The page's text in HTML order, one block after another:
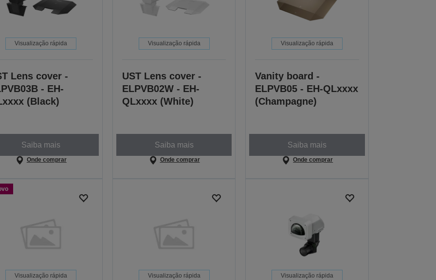
Visualização rápida
Lens cover -
- EH-
(Black)
Saiba mais
Onde comprar
Visualização rápida
UST Lens cover -
ELPVB02W - EH-
QLxxxx (White)
Saiba mais
Onde comprar
Visualização rápida
Vanity board -
ELPVB05 - EH-QLxxxx
(Champagne)
Saiba mais
Onde comprar
Visualização rápida Visualização rápida Visualização rápida